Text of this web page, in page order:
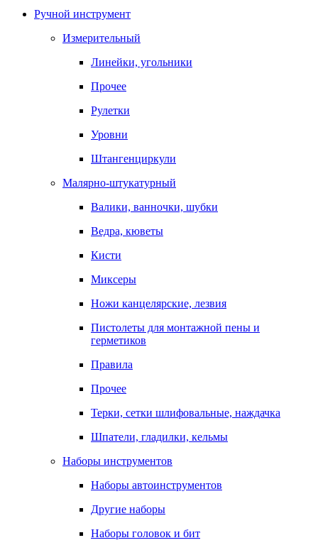
Ручной инструмент
Измерительный
Линейки, угольники
Прочее
Рулетки
Уровни
Штангенциркули
Малярно-штукатурный
Валики, ванночки, шубки
Ведра, кюветы
Кисти
Миксеры
Ножи канцелярские, лезвия
Пистолеты для монтажной пены и
герметиков
Правила
Прочее
Терки, сетки шлифовальные, наждачка
Шпатели, гладилки, кельмы
Наборы инструментов
Наборы автоинструментов
Другие наборы
Наборы головок и бит